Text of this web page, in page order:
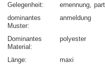
Gelegenheit
ernennung
dominantes
Muster
anmeldung
Dominantes
Material
polyester
Länge
maxi